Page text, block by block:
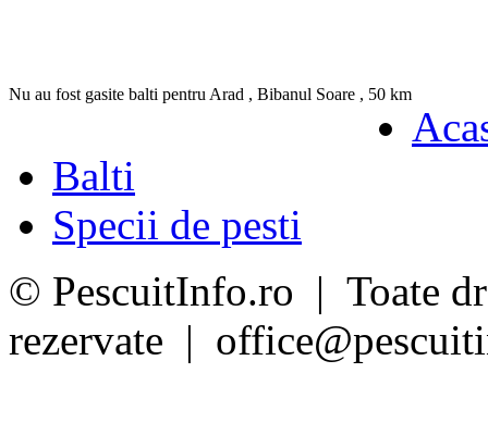
Nu au fost gasite balti pentru Arad , Bibanul Soare , 50 km
Balti
Specii de pesti
© PescuitInfo.ro | Toate
rezervate |